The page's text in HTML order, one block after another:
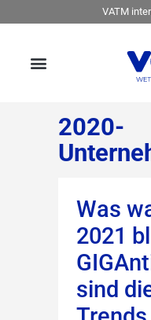
VATM
2020-
Was
2021
sind